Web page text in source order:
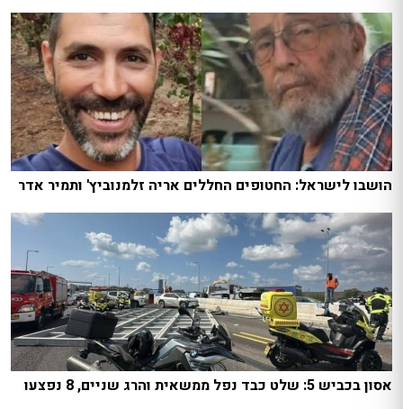
הושבו לישראל: החטופים החללים אריה זלמנוביץ' ותמיר אדר
אסון בכביש 5: שלט כבד נפל ממשאית והרג שניים, 8 נפצעו